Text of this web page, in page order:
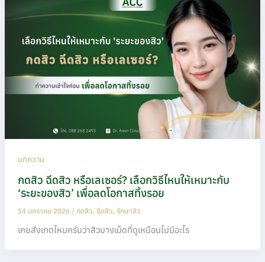
บทความ
กดสิว ฉีดสิว หรือเลเซอร์? เลือกวิธีไหนให้เหมาะกับ
‘ระยะของสิว’ เพื่อลดโอกาสทิ้งรอย
14 มกราคม 2026 / กดสิว, ฉีดสิว, รักษาสิว
เคยสังเกตไหมครับว่าสิวบางเม็ดที่ดูเหมือนไม่มีอะไร